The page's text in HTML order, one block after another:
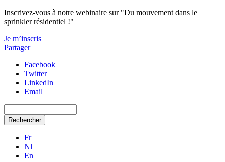
Aller au contenu principal
Inscrivez-vous à notre webinaire sur "Du mouvement dans le
sprinkler résidentiel !"
Je m’inscris
Partager
Facebook
Twitter
LinkedIn
Email
Rechercher
Fr
Nl
En